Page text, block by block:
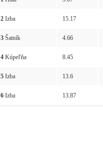
2Izba 15.17
3Šatník 4.66
4Kúpeľňa 8.45
5Izba 13.6
6Izba 13.87